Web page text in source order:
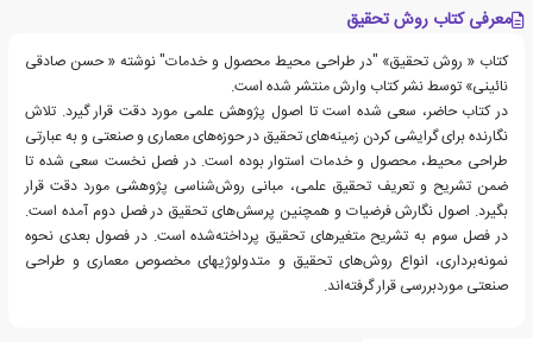
معرفی کتاب روش تحقیق
کتاب « روش تحقیق» "در طراحی محیط محصول و خدمات" نوشته « حسن صادقی
نائینی» توسط نشر کتاب وارش منتشر شده است.
در کتاب حاضر، سعی شده است تا اصول پژوهش علمی مورد دقت قرار گیرد. تلاش
نگارنده برای گرایشی کردن زمینه‌های تحقیق در حوزه‌های معماری و صنعتی و به عبارتی
طراحی محیط، محصول و خدمات استوار بوده است. در فصل نخست سعی شده تا
ضمن تشریح و تعریف تحقیق علمی، مبانی روش‌شناسی پژوهشی مورد دقت قرار
بگیرد. اصول نگارش فرضیات و همچنین پرسش‌های تحقیق در فصل دوم آمده است.
در فصل سوم به تشریح متغیرهای تحقیق پرداخته‌شده است. در فصول بعدی نحوه
نمونه‌برداری، انواع روش‌های تحقیق و متدولوژیهای مخصوص معماری و طراحی
صنعتی موردبررسی قرار گرفته‌اند.